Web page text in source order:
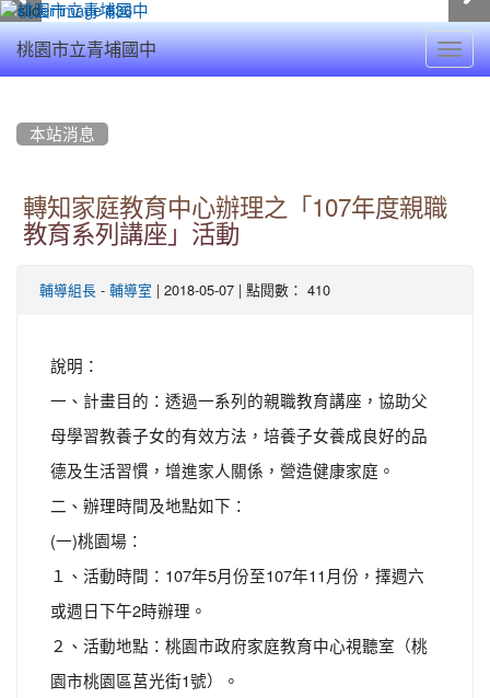
桃園市立青埔國中
本站消息
轉知家庭教育中心辦理之「107年度親職
教育系列講座」活動
輔導組長 - 輔導室 | 2018-05-07 | 點閱數： 410
說明：
一、計畫目的：透過一系列的親職教育講座，協助父
母學習教養子女的有效方法，培養子女養成良好的品
德及生活習慣，增進家人關係，營造健康家庭。
二、辦理時間及地點如下：
(一)桃園場：
１、活動時間：107年5月份至107年11月份，擇週六
或週日下午2時辦理。
２、活動地點：桃園市政府家庭教育中心視聽室（桃
園市桃園區莒光街1號）。